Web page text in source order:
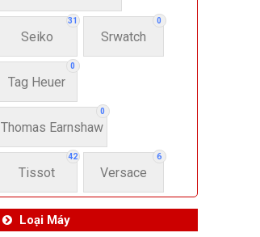
31
Seiko
0
Srwatch
0
Tag Heuer
0
Thomas Earnshaw
42
Tissot
6
Versace
Loại Máy